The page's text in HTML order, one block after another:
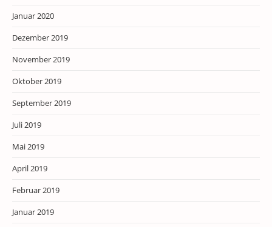
Januar 2020
Dezember 2019
November 2019
Oktober 2019
September 2019
Juli 2019
Mai 2019
April 2019
Februar 2019
Januar 2019